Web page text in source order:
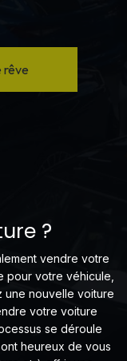
rêve
?
vendre votre
pour votre véhicule,
une nouvelle voiture
votre voiture
se déroule
heureux de vous